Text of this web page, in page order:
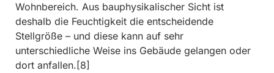
Wohnbereich. Aus bauphysikalischer Sicht ist
deshalb die Feuchtigkeit die entscheidende
Stellgröße – und diese kann auf sehr
unterschiedliche Weise ins Gebäude gelangen oder
dort anfallen.[8]